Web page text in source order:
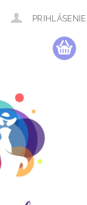
PRIHLÁSENIE